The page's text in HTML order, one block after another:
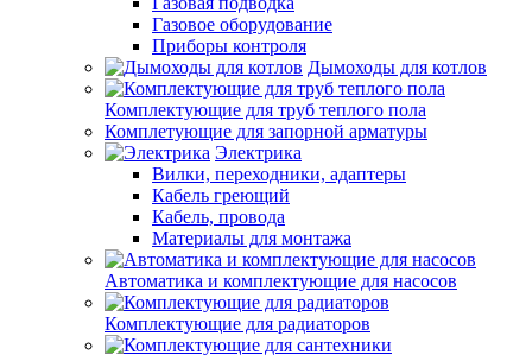
Газовое оборудование
Приборы контроля
Дымоходы для котлов
Комплектующие для труб теплого пола
Комплетующие для запорной арматуры
Электрика
Вилки, переходники, адаптеры
Кабель греющий
Кабель, провода
Материалы для монтажа
Автоматика и комплектующие для насосов
Комплектующие для радиаторов